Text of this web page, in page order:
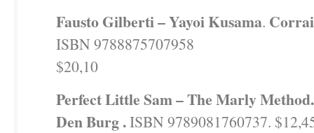
Fausto Gilberti – Yayoi Kusama.
ISBN 9788875707958
$20,10
Perfect Little Sam – The Marly
Den Burg .ISBN 9789081760737.